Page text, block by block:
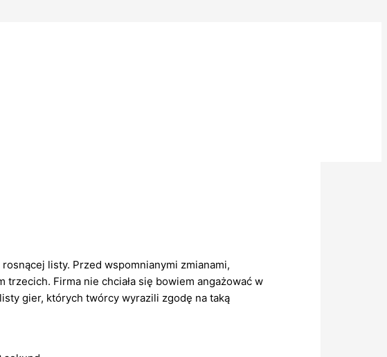
listy. Przed wspomnianymi zmianami,
Firma nie chciała się bowiem angażować w
gier, których twórcy wyrazili zgodę na taką